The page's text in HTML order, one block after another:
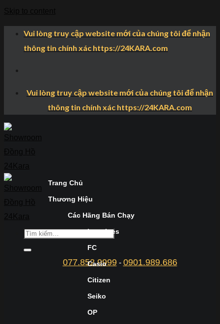
Vui lòng truy cập website mới của chúng tôi để nhận
thông tin chính xác https://24KARA.com
Vui lòng truy cập website mới của chúng tôi để nhận
thông tin chính xác https://24KARA.com
077.852.9999- 0901.989.686
Trang Chủ
Thương Hiệu
Các Hãng Bán Chạy
Longines
FC
Casio
Citizen
Seiko
OP